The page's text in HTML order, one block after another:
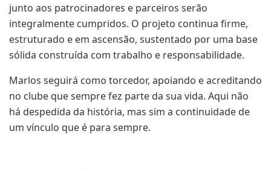
junto aos patrocinadores e parceiros serão
integralmente cumpridos. O projeto continua firme,
estruturado e em ascensão, sustentado por uma base
sólida construída com trabalho e responsabilidade.
Marlos seguirá como torcedor, apoiando e acreditando
no clube que sempre fez parte da sua vida. Aqui não
há despedida da história, mas sim a continuidade de
um vínculo que é para sempre.